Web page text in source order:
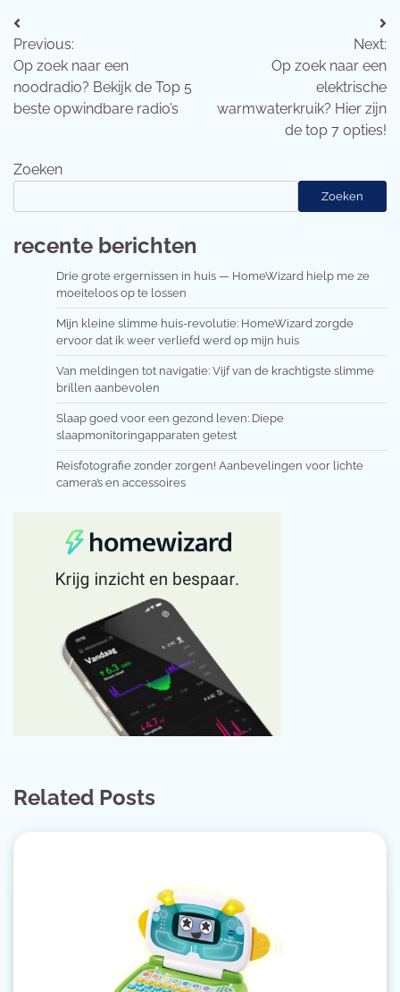
Bericht
navigatie
Previous:
Op zoek naar een
noodradio? Bekijk de Top 5
beste opwindbare radio’s
Next:
Op zoek naar een
elektrische
warmwaterkruik? Hier zijn
de top 7 opties!
Zoeken
Zoeken
recente berichten
Drie grote ergernissen in huis — HomeWizard hielp me ze
moeiteloos op te lossen
Mijn kleine slimme huis-revolutie: HomeWizard zorgde
ervoor dat ik weer verliefd werd op mijn huis
Van meldingen tot navigatie: Vijf van de krachtigste slimme
brillen aanbevolen
Slaap goed voor een gezond leven: Diepe
slaapmonitoringapparaten getest
Reisfotografie zonder zorgen! Aanbevelingen voor lichte
camera’s en accessoires
Related Posts